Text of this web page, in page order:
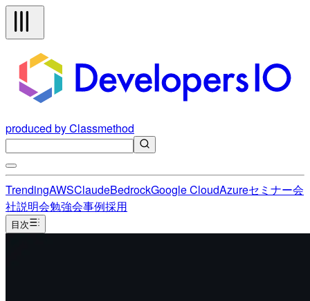
produced by Classmethod
TrendingAWSClaudeBedrockGoogle CloudAzureセミナー会
社説明会勉強会事例採用
目次